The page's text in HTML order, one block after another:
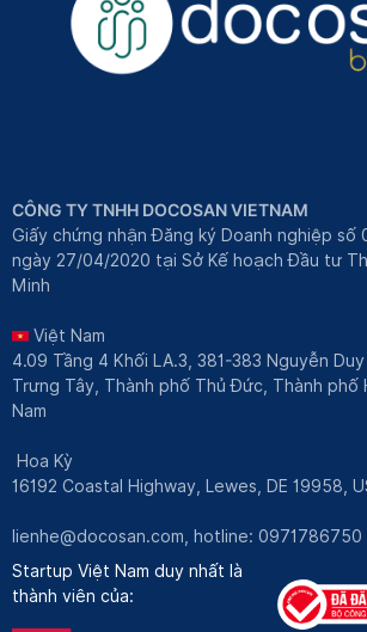
CÔNG TY TNHH DOCOSAN VIETNAM
Giấy chứng nhận Đăng ký Doanh nghiệp số
ngày 27/04/2020 tại Sở Kế hoạch Đầu tư
Minh
Việt Nam
4.09 Tầng 4 Khối LA.3, 381-383 Nguyễn
Trưng Tây, Thành phố Thủ Đức, Thành phố
Nam
Hoa Kỳ
16192 Coastal Highway, Lewes, DE 19958,
lienhe@docosan.com , hotline: 0971786750
Startup Việt Nam duy nhất là
thành viên của: